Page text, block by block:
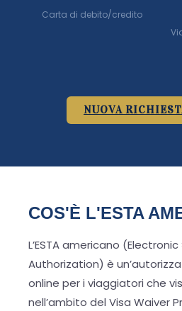
Carta di debito/credito
NUOVA
COS'È L'ESTA
L’ESTA americano
Authorization) è
online per i viaggiatori che
nell’ambito del Visa Waiver